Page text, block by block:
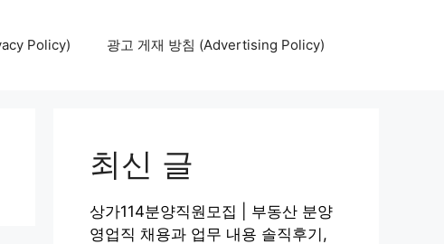
Policy) 광고 게재 방침 (Advertising Policy)
최신 글
상가114분양직원모집 | 부동산 분양
영업직 채용과 업무 내용 솔직후기,